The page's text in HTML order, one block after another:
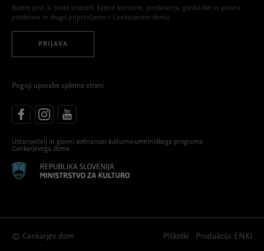
Bodite prvi, ki boste izvedeli, katere koncerte, predavanja, gledališke in plesne
predstave in drugo pripravljamo v Cankarjevem domu.
PRIJAVA
Pogoji uporabe spletne strani
Ustanovitelj in glavni sofinancer kulturno-umetniškega programa
Cankarjevega doma
© Cankarjev dom Piškotki Produkcija ENKI